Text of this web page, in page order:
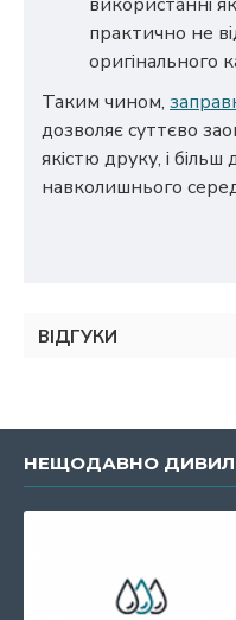
практично не
оригінального
Таким чином,
дозволяє суттєво
якістю друку, і
навколишнього
ВІДГУКИ
НЕЩОДАВНО